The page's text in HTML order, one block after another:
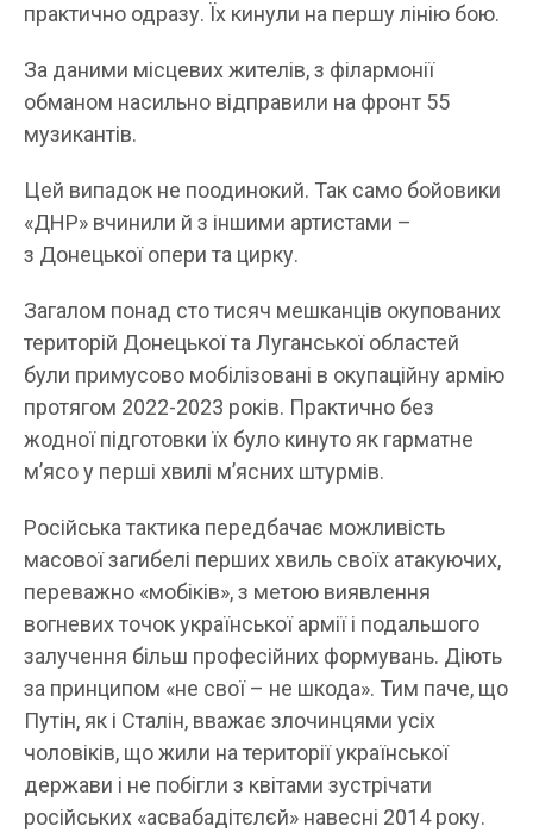
практично одразу. Їх кинули на першу лінію бою.
За даними місцевих жителів, з філармонії
обманом насильно відправили на фронт 55
музикантів.
Цей випадок не поодинокий. Так само бойовики
«ДНР» вчинили й з іншими артистами –
з Донецької опери та цирку.
Загалом понад сто тисяч мешканців окупованих
територій Донецької та Луганської областей
були примусово мобілізовані в окупаційну армію
протягом 2022-2023 років. Практично без
жодної підготовки їх було кинуто як гарматне
м’ясо у перші хвилі м’ясних штурмів.
Російська тактика передбачає можливість
масової загибелі перших хвиль своїх атакуючих,
переважно «мобіків», з метою виявлення
вогневих точок української армії і подальшого
залучення більш професійних формувань. Діють
за принципом «не свої – не шкода». Тим паче, що
Путін, як і Сталін, вважає злочинцями усіх
чоловіків, що жили на території української
держави і не побігли з квітами зустрічати
російських «асвабадітєлєй» навесні 2014 року.